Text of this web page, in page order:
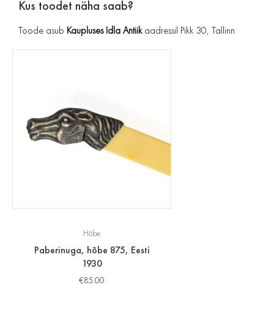
Kus toodet näha saab?
Toode asub Kaupluses Idla Antiikaadressil Pikk 30, Tallinn
Hõbe
Paberinuga, hõbe 875, Eesti
1930
€85.00